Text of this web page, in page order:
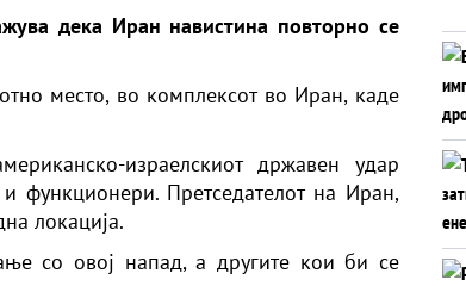
дека Иран навистина повторно се
место, во комплексот во Иран, каде
израелскиот државен удар
функционери. Претседателот на Иран,
локација.
со овој напад, а другите кои би се